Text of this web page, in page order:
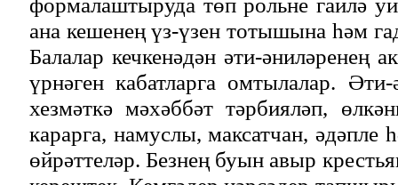
ана кешенең үз-үзен тотышына һәм
Балалар кечкенәдән әти-әниләренең
үрнәген кабатларга омтылалар. Әти-
хезмәткә мәхәббәт тәрбияләп,
карарга, намуслы, максатчан, әдәпле
өйрәттеләр. Безнең буын авыр